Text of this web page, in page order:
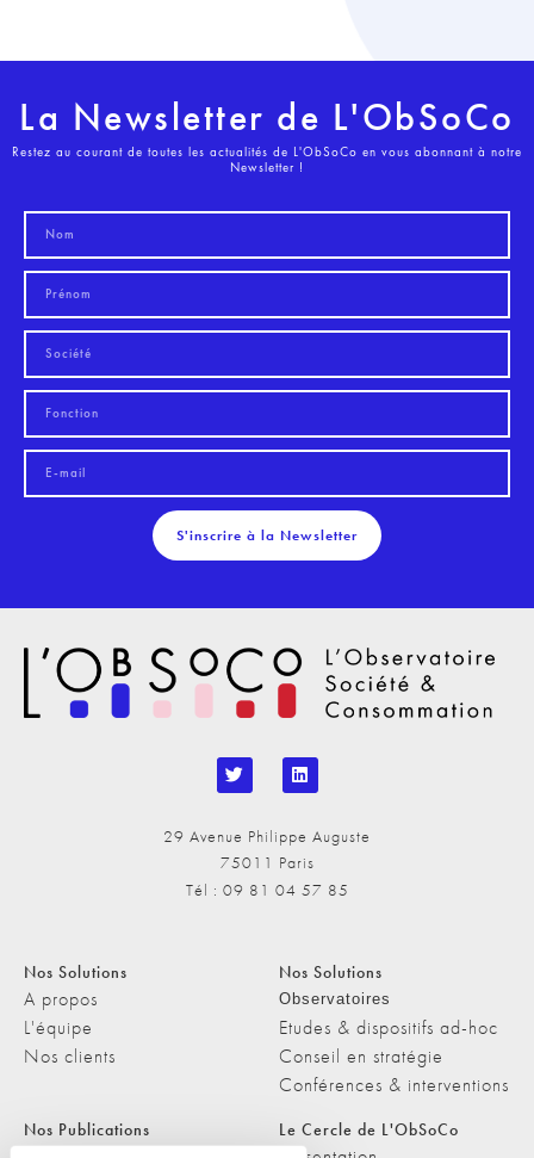
La Newsletter de L'ObSoCo
Restez au courant de toutes les actualités de L'ObSoCo en vous abonnant à notre
Newsletter !
S'inscrire à la Newsletter
29 Avenue Philippe Auguste
75011 Paris
Tél : 09 81 04 57 85
Nos Solutions
A propos
L'équipe
Nos clients
Nos Solutions
Observatoires
Etudes & dispositifs ad-hoc
Conseil en stratégie
Conférences & interventions
Nos Publications Le Cercle de L'ObSoCo